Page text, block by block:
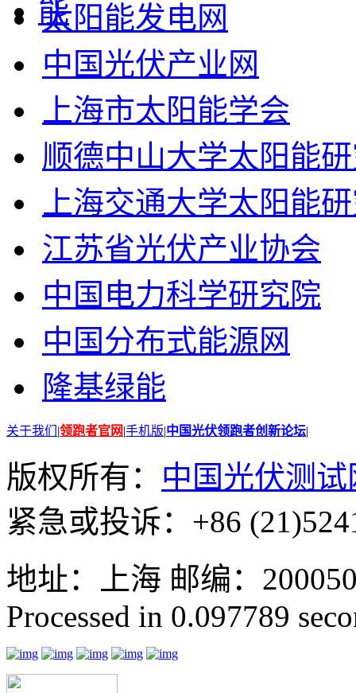
太阳能发电网
中国光伏产业网
上海市太阳能学会
顺德中山大学太阳能
上海交通大学太阳能
江苏省光伏产业协会
中国电力科学研究院
中国分布式能源网
隆基绿能
关于我们 |领跑者官网|手机版|中国光伏领跑者创新论坛|
版权所有： 中国光伏测试
紧急或投诉：+86
地址：上海 邮编：
Processed in 0.097789